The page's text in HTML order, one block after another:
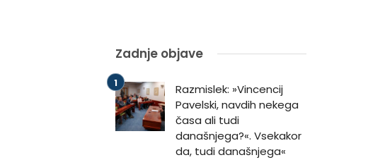
Zadnje objave
Razmislek: »Vincencij
Pavelski, navdih nekega
časa ali tudi
današnjega?«. Vsekakor
da, tudi današnjega«